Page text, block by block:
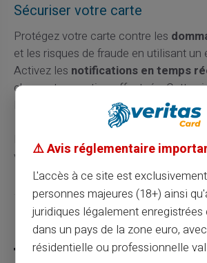
Sécuriser votre carte
Protégez votre carte contre les
et les risques de fraude en utilisant un
Activez les notifications en temps
chaque transaction effectuée. Cette
la sécurité de vos paiements.
En cas de doute, bloquez
votre espace client ou en contactant le
Partager cet article
⚠️ Avis réglementaire
L'accès à ce site est
personnes majeures (18+) ainsi
juridiques légalement
dans un pays de la zone euro,
résidentielle ou professionnelle